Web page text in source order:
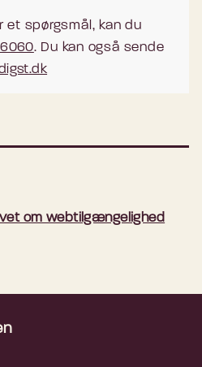
et spørgsmål, kan du
6060. Du kan også sende
om webtilgængelighed